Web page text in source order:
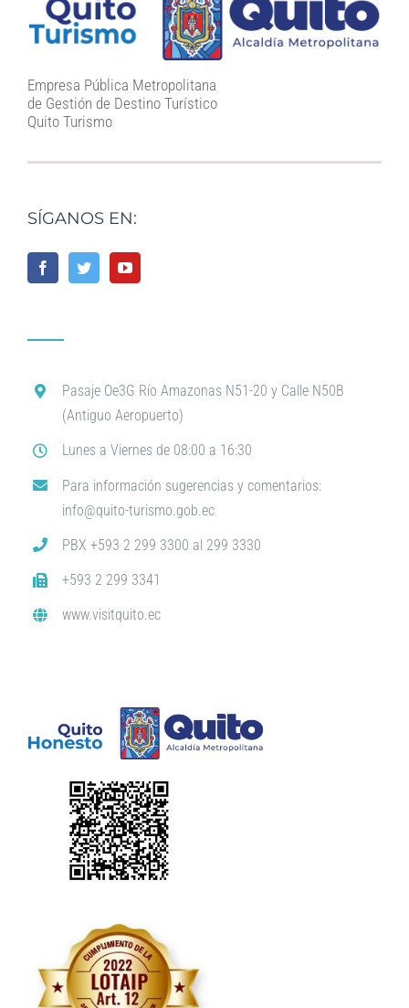
Empresa Pública Metropolitana
de Gestión de Destino Turístico
Quito Turismo
SÍGANOS EN:
Pasaje Oe3G Río Amazonas N51-20 y Calle N50B
(Antiguo Aeropuerto)
Lunes a Viernes de 08:00 a 16:30
Para información sugerencias y comentarios:
info@quito-turismo.gob.ec
PBX +593 2 299 3300 al 299 3330
+593 2 299 3341
www.visitquito.ec